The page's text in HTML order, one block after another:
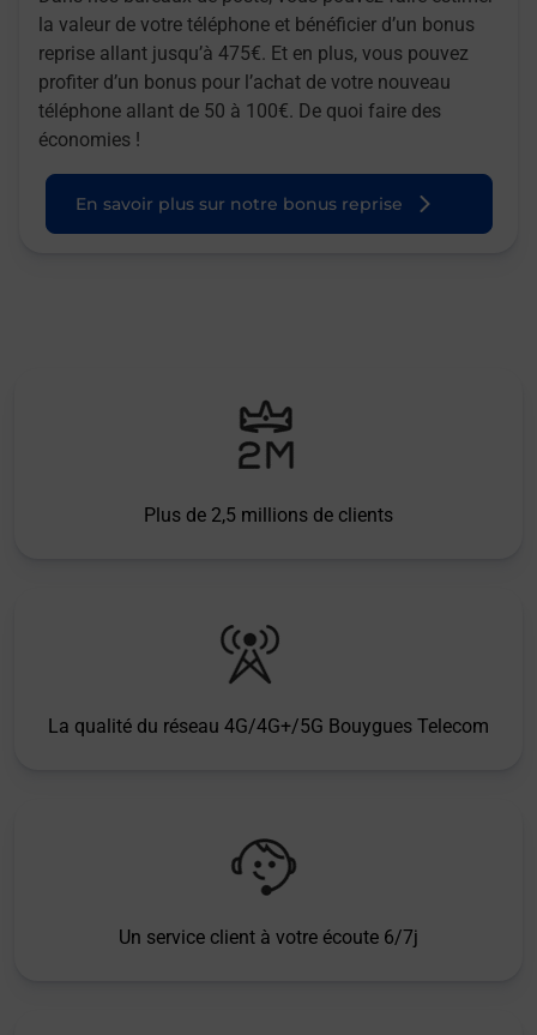
la valeur de votre téléphone et bénéficier d’un bonus
reprise allant jusqu’à 475€. Et en plus, vous pouvez
profiter d’un bonus pour l’achat de votre nouveau
téléphone allant de 50 à 100€. De quoi faire des
économies !
En savoir plus sur notre bonus reprise
Plus de 2,5 millions de clients
La qualité du réseau 4G/4G+/5G Bouygues Telecom
Un service client à votre écoute 6/7j